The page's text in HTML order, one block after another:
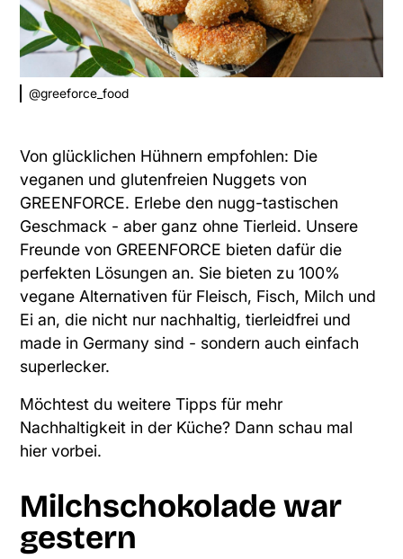
@greeforce_food
Von glücklichen Hühnern empfohlen: Die
veganen und glutenfreien Nuggets von
GREENFORCE. Erlebe den nugg-tastischen
Geschmack - aber ganz ohne Tierleid. Unsere
Freunde von GREENFORCE bieten dafür die
perfekten Lösungen an. Sie bieten zu 100%
vegane Alternativen für Fleisch, Fisch, Milch und
Ei an, die nicht nur nachhaltig, tierleidfrei und
made in Germany sind - sondern auch einfach
superlecker.
Möchtest du weitere Tipps für mehr
Nachhaltigkeit in der Küche? Dann schau mal
hier vorbei.
Milchschokolade war
gestern